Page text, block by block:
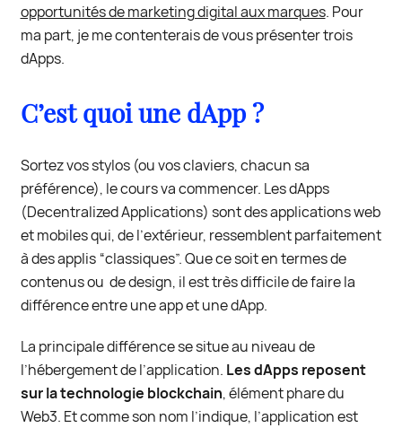
opportunités de marketing digital aux marques. Pour
ma part, je me contenterais de vous présenter trois
dApps.
C’est quoi une dApp ?
Sortez vos stylos (ou vos claviers, chacun sa
préférence), le cours va commencer. Les dApps
(Decentralized Applications) sont des applications web
et mobiles qui, de l’extérieur, ressemblent parfaitement
à des applis “classiques”. Que ce soit en termes de
contenus ou de design, il est très difficile de faire la
différence entre une app et une dApp.
La principale différence se situe au niveau de
l’hébergement de l’application. Les dApps reposent
sur la technologie blockchain, élément phare du
Web3. Et comme son nom l’indique, l’application est